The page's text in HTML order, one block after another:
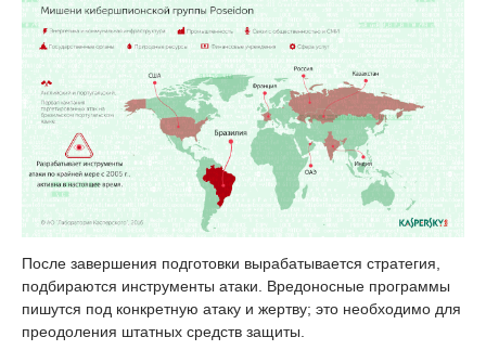
После завершения подготовки вырабатывается стратегия,
подбираются инструменты атаки. Вредоносные программы
пишутся под конкретную атаку и жертву; это необходимо для
преодоления штатных средств защиты.